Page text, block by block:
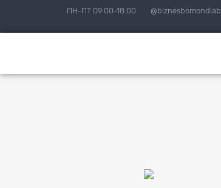
ПН-ПТ 09:00-18:00 @biznesbomondlab